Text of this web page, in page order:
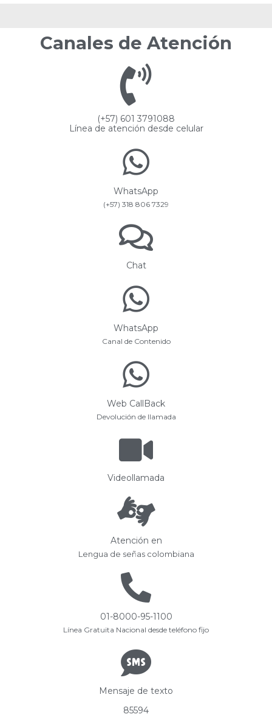
Canales de Atención
(+57) 601 3791088
Línea de atención desde celular
WhatsApp
(+57) 318 806 7329
Chat
WhatsApp
Canal de Contenido
Web CallBack
Devolución de llamada
Videollamada
Atención en
Lengua de señas colombiana
01-8000-95-1100
Línea Gratuita Nacional desde teléfono fijo
Mensaje de texto
85594